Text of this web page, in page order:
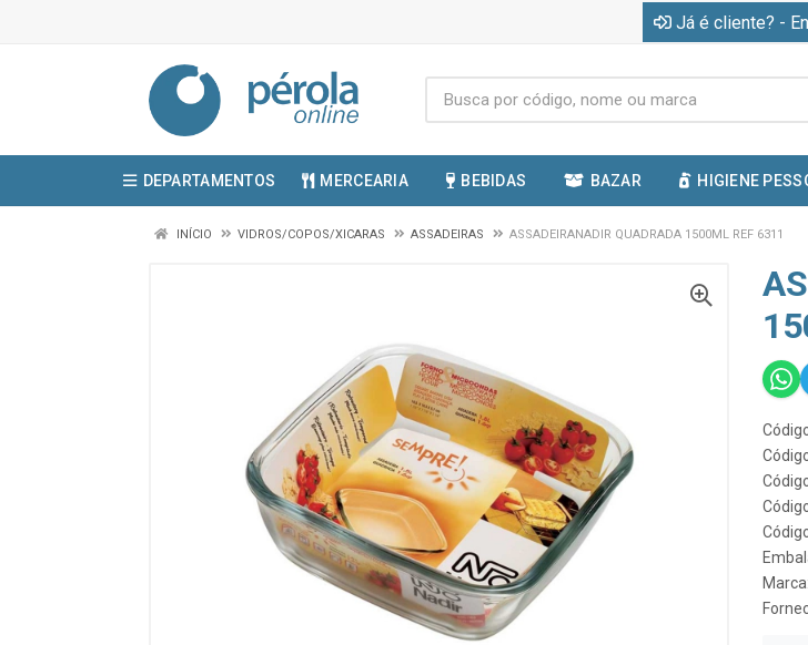
Já é cliente? -
DEPARTAMENTOS MERCEARIA BEBIDAS BAZAR HIGIENE
INÍCIO VIDROS/COPOS/XICARAS ASSADEIRAS ASSADEIRANADIR QUADRADA 1500ML REF 6311
Marca: